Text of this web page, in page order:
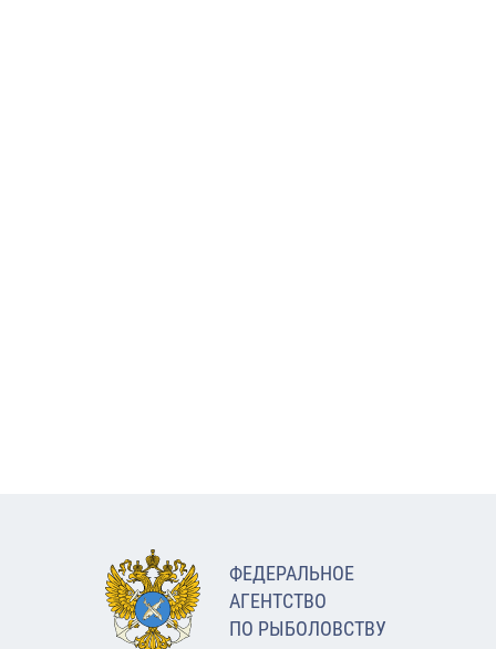
ФЕДЕРАЛЬНОЕ
АГЕНТСТВО
ПО РЫБОЛОВСТВУ